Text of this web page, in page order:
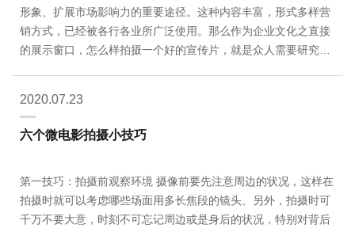
形象、扩展市场影响力的重要途径。这种内容丰富，形式多样营
销方式，已经被各行各业所广泛使用。那么作为企业文化之直接
的展示窗口，怎么样拍摄一个好的宣传片，就是众人需要研究的
2020.07.23
六个微电影拍摄小技巧
第一技巧：拍摄前观察环境 摄像前要先注意周边的状况，这样在
拍摄时就可以考虑哪些场面用多长焦段的镜头。另外，拍摄时可
千万不要大意，时刻不可忘记周边或是身后的状况，特别对背后